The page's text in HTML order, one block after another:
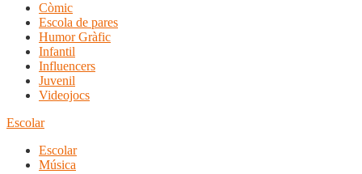
Còmic
Escola de pares
Humor Gràfic
Infantil
Influencers
Juvenil
Videojocs
Escolar
Escolar
Música